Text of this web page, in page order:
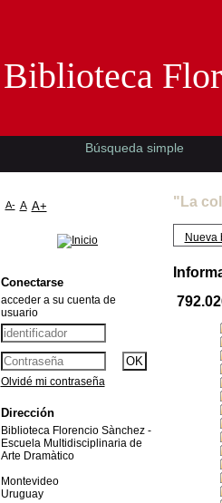
"La
Nueva
Biblioteca
Búsqueda simple
A- A A+
Conectarse
acceder a su cuenta de
usuario
Olvidé mi contraseña
Dirección
Biblioteca Florencio Sànchez -
Escuela Multidisciplinaria de
Arte Dramàtico
Montevideo
Uruguay